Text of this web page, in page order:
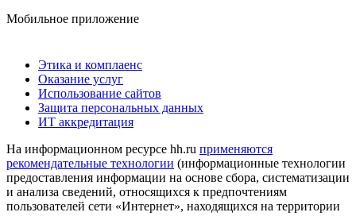
Мобильное приложение
Этика и комплаенс
Оказание услуг
Использование сайтов
Защита персональных данных
ИТ аккредитация
На информационном ресурсе hh.ru применяются
рекомендательные технологии (информационные технологии
предоставления информации на основе сбора, систематизации
и анализа сведений, относящихся к предпочтениям
пользователей сети «Интернет», находящихся на территории